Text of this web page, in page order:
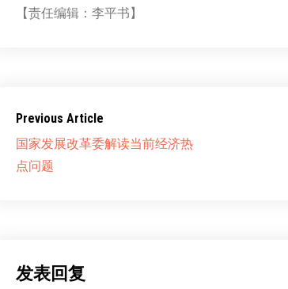
【责任编辑：李平书】
Previous Article
国家发展改革委解读当前经济热
点问题
发表回复